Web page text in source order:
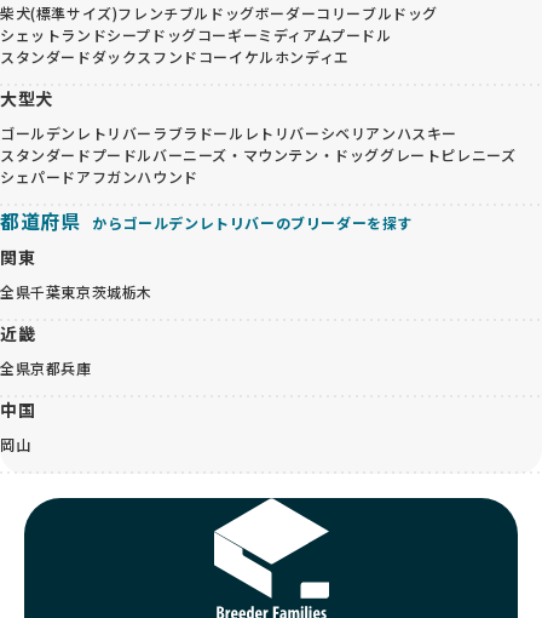
柴犬(標準サイズ)フレンチブルドッグボーダーコリーブルドッグ
シェットランドシープドッグコーギーミディアムプードル
スタンダードダックスフンドコーイケルホンディエ
大型犬
ゴールデンレトリバー ラブラドールレトリバーシベリアンハスキー
スタンダードプードルバーニーズ・マウンテン・ドッググレートピレニーズ
シェパードアフガンハウンド
都道府県 からゴールデンレトリバーのブリーダーを探す
関東
全県千葉東京茨城栃木
近畿
全県京都兵庫
中国
岡山